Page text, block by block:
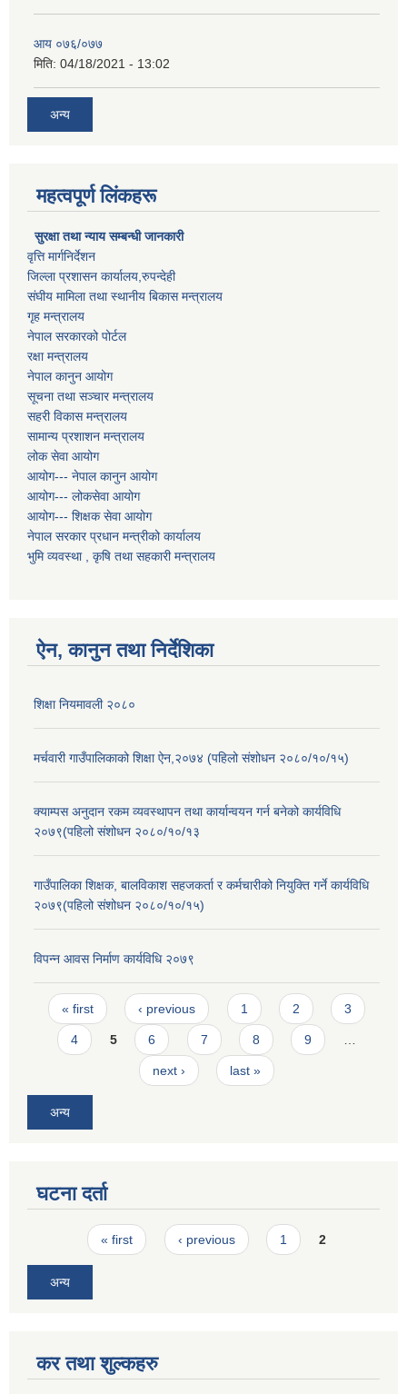
आय ०७६/०७७
मिति: 04/18/2021 - 13:02
अन्य
महत्वपूर्ण लिंकहरू
सुरक्षा तथा न्याय सम्बन्धी जानकारी
वृत्ति मार्गनिर्देशन
जिल्ला प्रशासन कार्यालय,रुपन्देही
संघीय मामिला तथा स्थानीय बिकास मन्त्रालय
गृह मन्त्रालय
नेपाल सरकारको पोर्टल
रक्षा मन्त्रालय
नेपाल कानुन आयोग
सूचना तथा सञ्चार मन्त्रालय
सहरी विकास मन्त्रालय
सामान्य प्रशाशन मन्त्रालय
लोक सेवा आयोग
आयोग--- नेपाल कानुन आयोग
आयोग--- लोकसेवा आयोग
आयोग--- शिक्षक सेवा आयोग
नेपाल सरकार प्रधान मन्त्रीको कार्यालय
भुमि व्यवस्था , कृषि तथा सहकारी मन्त्रालय
ऐन, कानुन तथा निर्देशिका
शिक्षा नियमावली २०८०
मर्चवारी गाउँपालिकाको शिक्षा ऐन,२०७४ (पहिलो संशोधन २०८०/१०/१५)
क्याम्पस अनुदान रकम व्यवस्थापन तथा कार्यान्वयन गर्न बनेको कार्यविधि
२०७९(पहिलो संशोधन २०८०/१०/१३
गाउँपालिका शिक्षक, बालविकाश सहजकर्ता र कर्मचारीको नियुक्ति गर्ने कार्यविधि
२०७९(पहिलो संशोधन २०८०/१०/१५)
विपन्न आवस निर्माण कार्यविधि २०७९
Pages
« first ‹ previous 1 2 3
4 5 6 7 8 9
next › last »
अन्य
घटना दर्ता
Pages« first ‹ previous 1 2
अन्य
कर तथा शुल्कहरु